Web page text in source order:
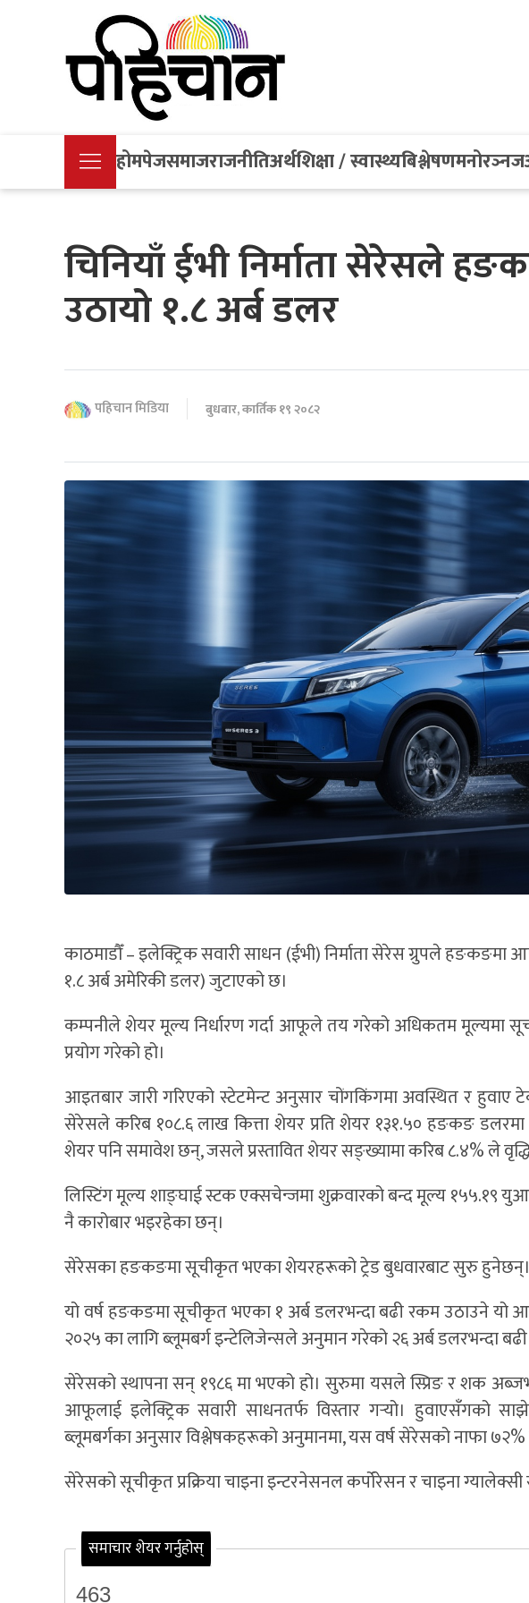
होमपेजसमाजराजनीतिअर्थशिक्षा / स्वास्थ्यबिश्लेषणमनोरञ्नज
चिनियाँ ईभी निर्माता सेरेसले
उठायो १.८ अर्ब डलर
पहिचान मिडिया बुधबार, कार्तिक १९ २०८२
काठमाडौँ – इलेक्ट्रिक सवारी साधन (ईभी) निर्माता सेरेस ग्रुपले
१.८ अर्ब अमेरिकी डलर) जुटाएको छ।
कम्पनीले शेयर मूल्य निर्धारण गर्दा आफूले तय गरेको अधिकतम मूल्यमा
प्रयोग गरेको हो।
आइतबार जारी गरिएको स्टेटमेन्ट अनुसार चोंगकिंगमा अवस्थित र हुवाए
सेरेसले करिब १०८.६ लाख कित्ता शेयर प्रति शेयर १३१.५० हङकङ
शेयर पनि समावेश छन्, जसले प्रस्तावित शेयर सङ्ख्यामा करिब ८.४% ले वृद्धि
लिस्टिंग मूल्य शाङ्घाई स्टक एक्सचेन्जमा शुक्रवारको बन्द मूल्य १५५.१९
नै कारोबार भइरहेका छन्।
सेरेसका हङकङमा सूचीकृत भएका शेयरहरूको ट्रेड बुधवारबाट सुरु हुनेछन्।
यो वर्ष हङकङमा सूचीकृत भएका १ अर्ब डलरभन्दा बढी रकम उठाउने
२०२५ का लागि ब्लूमबर्ग इन्टेलिजेन्सले अनुमान गरेको २६ अर्ब डलरभन्दा
सेरेसको स्थापना सन् १९८६ मा भएको हो। सुरुमा यसले स्प्रिङ र शक
आफूलाई इलेक्ट्रिक सवारी साधनतर्फ विस्तार गर्‍यो। हुवाएसँगको
ब्लूमबर्गका अनुसार विश्लेषकहरूको अनुमानमा, यस वर्ष सेरेसको नाफा
सेरेसको सूचीकृत प्रक्रिया चाइना इन्टरनेसनल कर्पोरेसन र चाइना
समाचार शेयर गर्नुहोस्
463